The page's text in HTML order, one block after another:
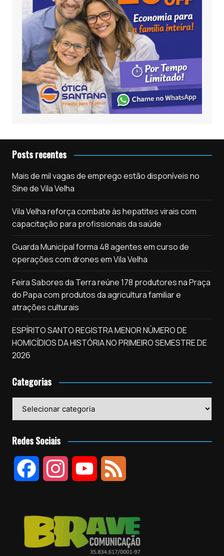
Posts recentes
Mais de mil vagas de emprego estão disponíveis no
Sine de Vila Velha
Vila Velha reforça combate às hepatites virais com
capacitação para profissionais da saúde
Guarda Municipal forma 48 agentes em curso de
operações com drones em Vila Velha
Feira Sabores da Terra reúne 178 produtores na Praça
do Papa com produtos da agricultura familiar e
atrações culturais
ESPÍRITO SANTO REGISTRA MENOR NÚMERO DE
HOMICÍDIOS DA HISTÓRIA NO PRIMEIRO SEMESTRE DE
2026
Categorias
Redes Sociais
c
e
s
t
u
T
e
d